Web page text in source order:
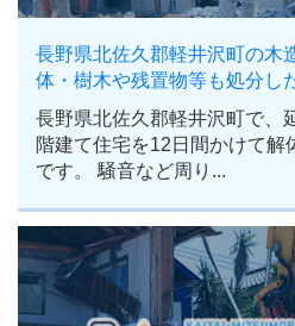
長野県北佐久郡軽井沢町の木
体・樹木や残置物等も処分し
長野県北佐久郡軽井沢町で、
階建て住宅を12日間かけて解
です。 騒音など周り...